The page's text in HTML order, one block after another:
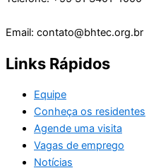
Email: contato@bhtec.org.br
Links Rápidos
Equipe
Conheça os residentes
Agende uma visita
Vagas de emprego
Notícias